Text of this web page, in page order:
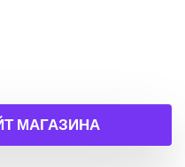
МАГАЗИНА